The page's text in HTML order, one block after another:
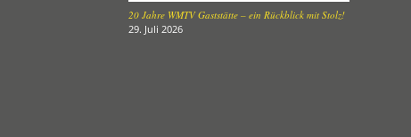
20 Jahre WMTV Gaststätte – ein Rückblick mit Stolz!
29. Juli 2026